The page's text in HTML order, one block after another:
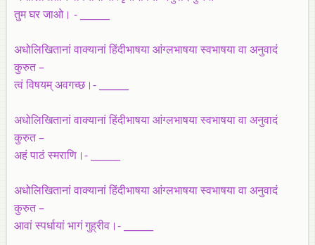
तुम घर जाओ। - ______
अधोलिखितानां वाक्यानां हिंदीभाषया आंग्लभाषया स्वभाषया वा अनुवादं
कुरुत –
त्वं विषयम् अवगच्छ।- ______
अधोलिखितानां वाक्यानां हिंदीभाषया आंग्लभाषया स्वभाषया वा अनुवादं
कुरुत –
अहं पाठं स्मराणि।- ______
अधोलिखितानां वाक्यानां हिंदीभाषया आंग्लभाषया स्वभाषया वा अनुवादं
कुरुत –
आवां स्पर्धायां भागं गुह्रीव।- ______